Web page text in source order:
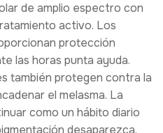
de amplio espectro con
activo. Los
protección
las horas punta ayuda.
también protegen contra la
el melasma. La
como un hábito diario
desaparezca.